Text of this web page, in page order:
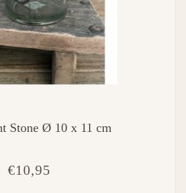
Stone Ø 10 x 11 cm
€10,95